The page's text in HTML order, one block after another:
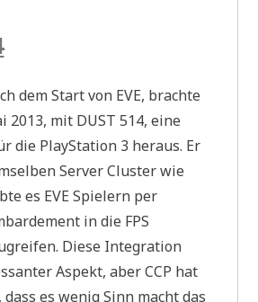
dem Start von EVE, brachte
2013, mit DUST 514, eine
die PlayStation 3 heraus. Er
Server Cluster wie
es EVE Spielern per
in die FPS
Diese Integration
Aspekt, aber CCP hat
es wenig Sinn macht das